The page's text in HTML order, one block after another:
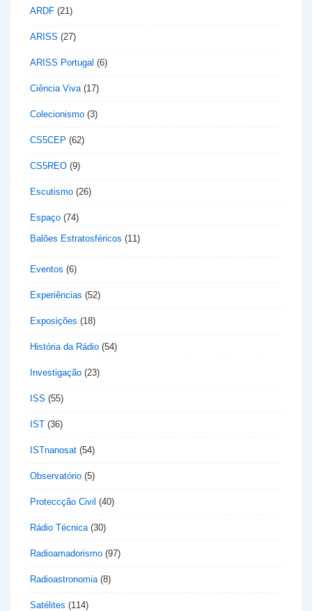
ARDF (21)
ARISS (27)
ARISS Portugal (6)
Ciência Viva (17)
Colecionismo (3)
CS5CEP (62)
CS5REO (9)
Escutismo (26)
Espaço (74)
Balões Estratosféricos (11)
Eventos (6)
Experiências (52)
Exposições (18)
História da Rádio (54)
Investigação (23)
ISS (55)
IST (36)
ISTnanosat (54)
Observatório (5)
Proteccção Civil (40)
Rádio Técnica (30)
Radioamadorismo (97)
Radioastronomia (8)
Satélites (114)